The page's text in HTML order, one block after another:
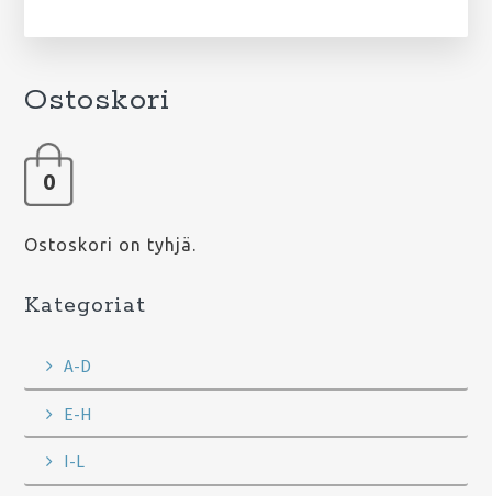
Ostoskori
0
Ostoskori on tyhjä.
Kategoriat
A-D
E-H
I-L